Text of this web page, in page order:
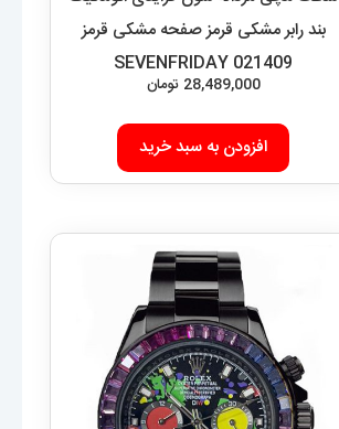
بند رابر مشکی قرمز صفحه مشکی قرمز
SEVENFRIDAY 021409
28,489,000 تومان
افزودن به سبد خرید